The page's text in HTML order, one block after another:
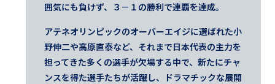
囲気にも負けず、３－１の勝利で連覇を達成。
アテネオリンピックのオーバーエイジに選ばれた小
野伸二や高原直泰など、それまで日本代表の主力を
担ってきた多くの選手が欠場する中で、新たにチャ
ンスを得た選手たちが活躍し、ドラマチックな展開